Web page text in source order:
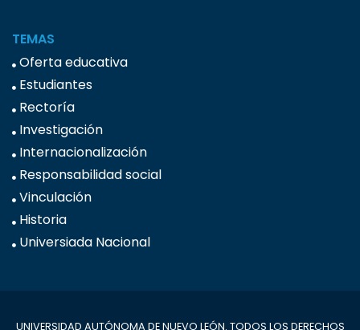
TEMAS
Oferta educativa
Estudiantes
Rectoría
Investigación
Internacionalización
Responsabilidad social
Vinculación
Historia
Universiada Nacional
UNIVERSIDAD AUTÓNOMA DE NUEVO LEÓN. TODOS LOS DERECHOS